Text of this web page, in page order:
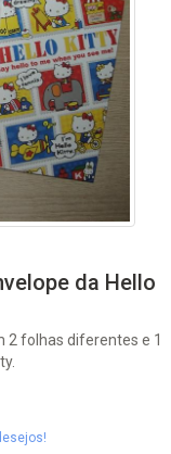
da Hello
2 folhas diferentes e 1